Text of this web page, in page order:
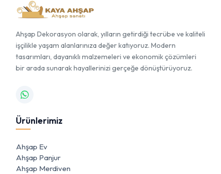
Ahşap Dekorasyon olarak, yılların getirdiği tecrübe ve kaliteli
işçilikle yaşam alanlarınıza değer katıyoruz. Modern
tasarımları, dayanıklı malzemeleri ve ekonomik çözümleri
bir arada sunarak hayallerinizi gerçeğe dönüştürüyoruz.
Ürünlerimiz
Ahşap Ev
Ahşap Panjur
Ahşap Merdiven